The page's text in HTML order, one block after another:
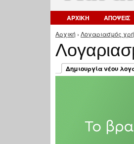
ΑΡΧΙΚΗ ΑΠΟΨΕΙΣ
Είστε εδώ
Αρχική › Λογαριασμός
Πρωτεύουσες
Δημιουργία νέου
(ενεργή καρτέλα)